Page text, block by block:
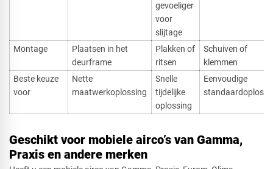
gevoeliger
voor
slijtage
Montage
Plaatsen in het
deurframe
Plakken of
ritsen
Schuiven of
klemmen
Beste keuze
voor
Nette
maatwerkoplossing
Snelle
tijdelijke
oplossing
Eenvoudige
Geschikt voor mobiele airco’s van Gamma,
Praxis en andere merken